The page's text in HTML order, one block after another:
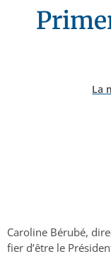
La
Caroline Bérubé,
fier d’être le